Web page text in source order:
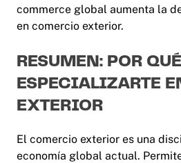
commerce global aumenta la
en comercio exterior.
RESUMEN: POR QUÉ
ESPECIALIZARTE
EXTERIOR
El comercio exterior es una
economía global actual.